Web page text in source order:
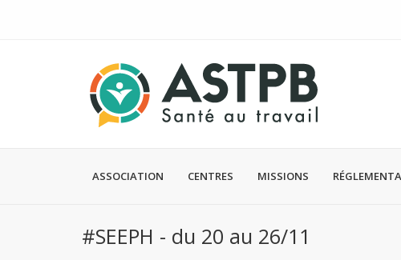
ASSOCIATION CENTRES MISSIONS
#SEEPH - du 20 au 26/11